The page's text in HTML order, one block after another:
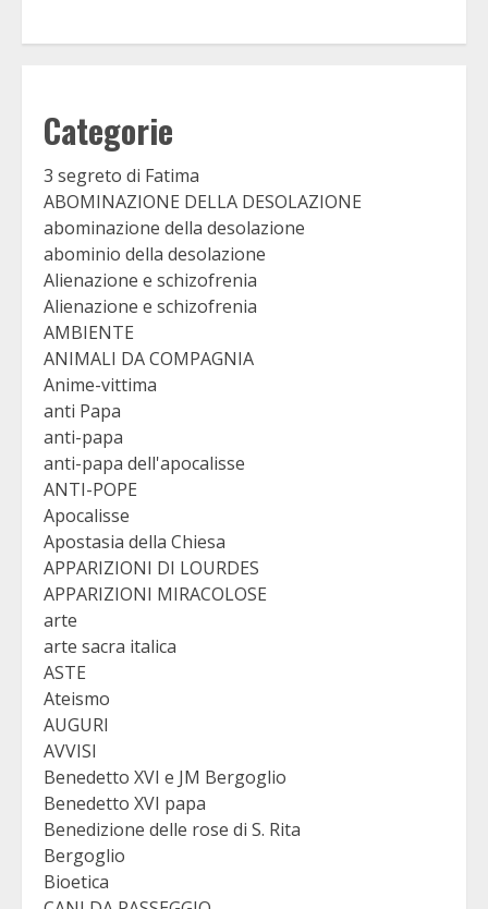
Categorie
3 segreto di Fatima
ABOMINAZIONE DELLA DESOLAZIONE
abominazione della desolazione
abominio della desolazione
Alienazione e schizofrenia
Alienazione e schizofrenia
AMBIENTE
ANIMALI DA COMPAGNIA
Anime-vittima
anti Papa
anti-papa
anti-papa dell'apocalisse
ANTI-POPE
Apocalisse
Apostasia della Chiesa
APPARIZIONI DI LOURDES
APPARIZIONI MIRACOLOSE
arte
arte sacra italica
ASTE
Ateismo
AUGURI
AVVISI
Benedetto XVI e JM Bergoglio
Benedetto XVI papa
Benedizione delle rose di S. Rita
Bergoglio
Bioetica